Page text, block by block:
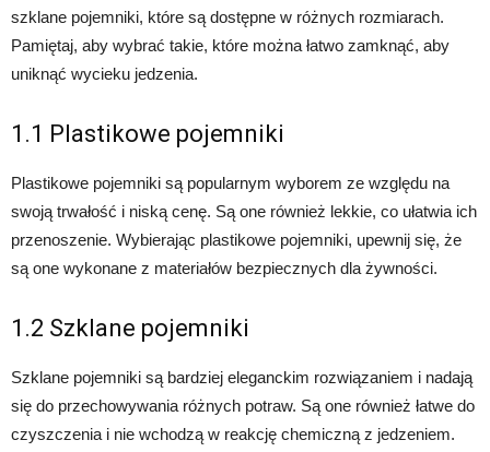
szklane pojemniki, które są dostępne w różnych rozmiarach.
Pamiętaj, aby wybrać takie, które można łatwo zamknąć, aby
uniknąć wycieku jedzenia.
1.1 Plastikowe pojemniki
Plastikowe pojemniki są popularnym wyborem ze względu na
swoją trwałość i niską cenę. Są one również lekkie, co ułatwia ich
przenoszenie. Wybierając plastikowe pojemniki, upewnij się, że
są one wykonane z materiałów bezpiecznych dla żywności.
1.2 Szklane pojemniki
Szklane pojemniki są bardziej eleganckim rozwiązaniem i nadają
się do przechowywania różnych potraw. Są one również łatwe do
czyszczenia i nie wchodzą w reakcję chemiczną z jedzeniem.